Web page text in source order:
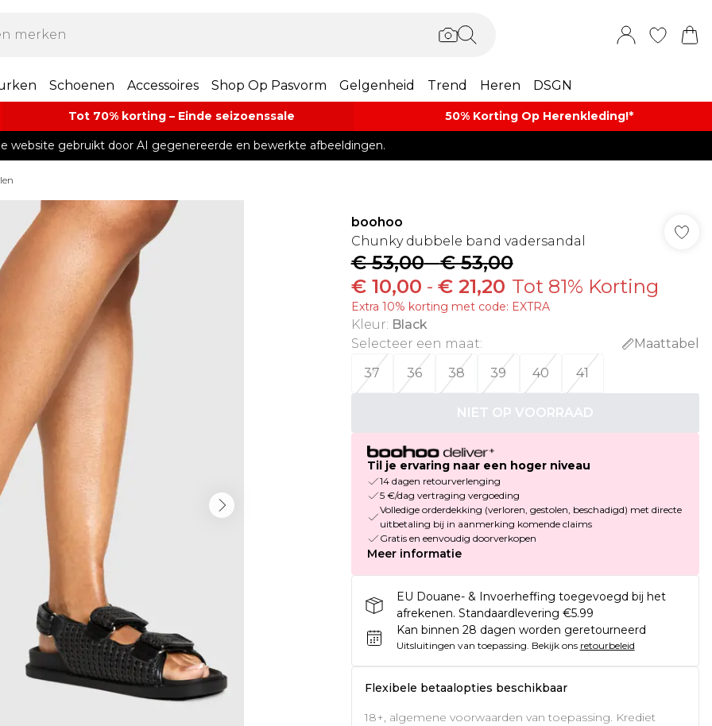
Schoenen Accessoires Shop Op Pasvorm Gelgenheid Trend Heren DSGN
Tot 70% korting – Einde seizoenssale 50% Korting Op Herenkleding​!*​
website gebruikt door AI gegenereerde en bewerkte afbeeldingen.
boohoo
Chunky dubbele band vadersandal
€ 53,00-€ 53,00
€ 10,00 - € 21,20 Tot 81% Korting
Extra 10% korting met code: EXTRA
Kleur: Black
Selecteer een maat:
Maattabel
37
36 38 39 40 41
NIET OP VOORRAAD
Til je ervaring naar een hoger niveau
14 dagen retourverlenging
5 €/dag vertraging vergoeding
Volledige orderdekking (verloren, gestolen, beschadigd) met directe
uitbetaling bij in aanmerking komende claims
Gratis en eenvoudig doorverkopen
Meer informatie
EU Douane- & Invoerheffing toegevoegd bij het
afrekenen. Standaardlevering €5.99
Kan binnen 28 dagen worden geretourneerd
Uitsluitingen van toepassing. Bekijk ons retourbeleid
Flexibele betaalopties beschikbaar
18+, algemene voorwaarden van toepassing. Krediet